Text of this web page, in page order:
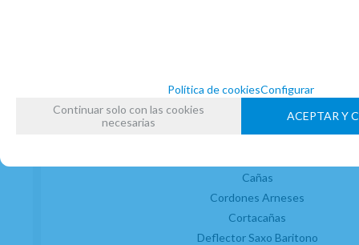
Abrazaderas
Anillo Fonico Saxo Baritono
Boquillas
Cañas
Cordones Arneses
Cortacañas
Deflector Saxo Baritono
Política de cookiesConfigurar
Continuar solo con las cookies
necesarias
ACEPTAR Y